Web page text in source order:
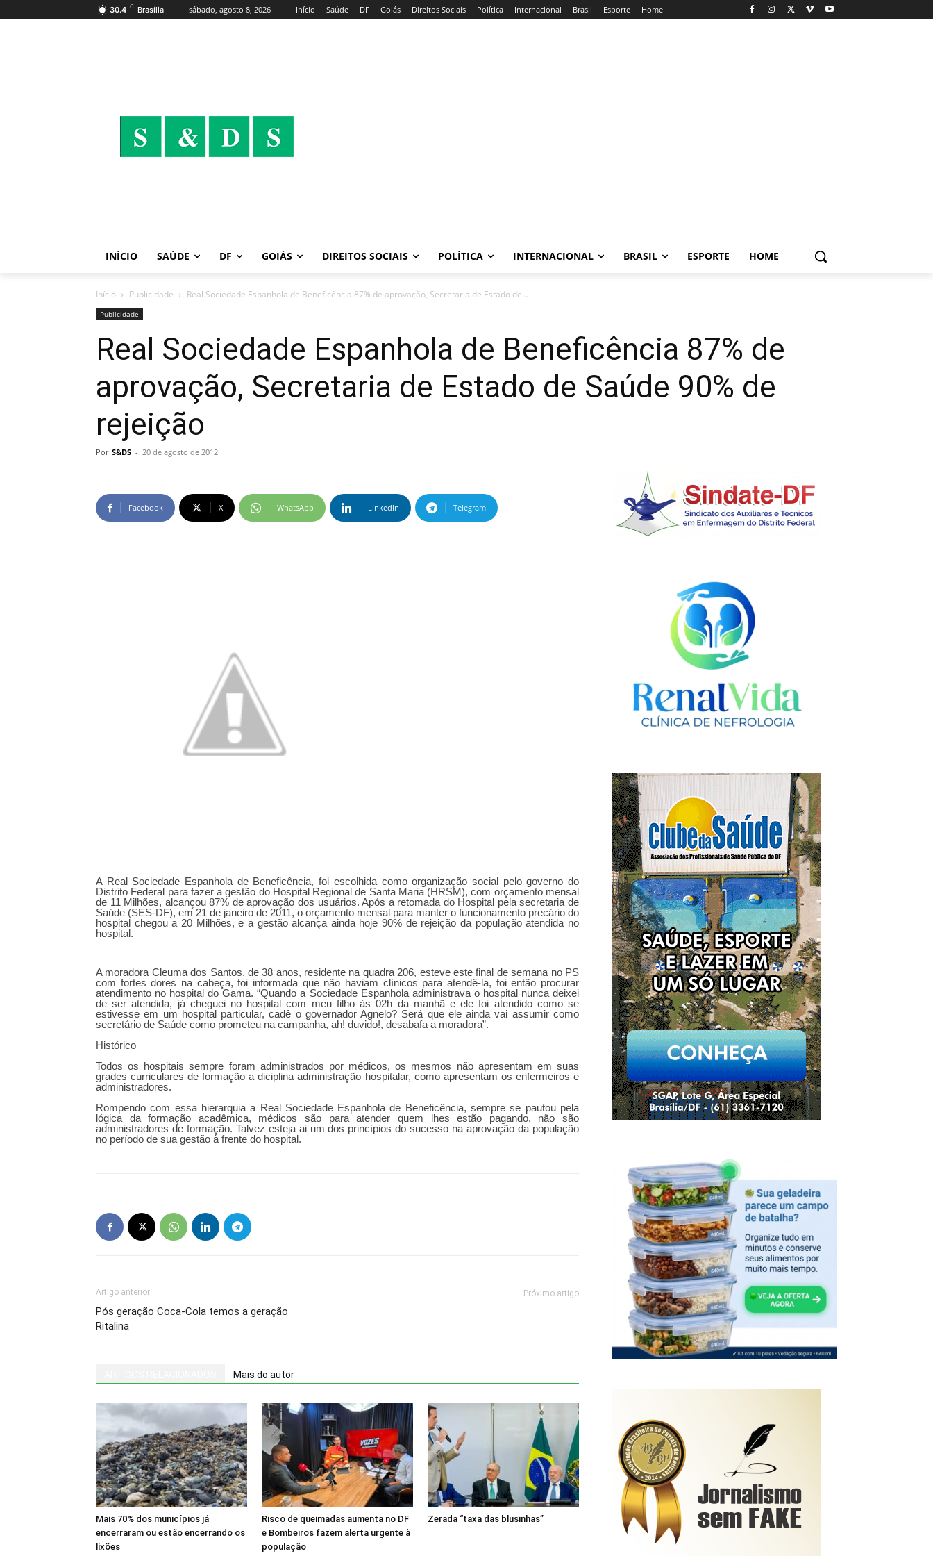
30.4 C Brasília sábado, agosto 8, 2026 Início Saúde DF Goiás Direitos Sociais Política Internacional Brasil Esporte Home
INÍCIO SAÚDE DF GOIÁS DIREITOS SOCIAIS POLÍTICA INTERNACIONAL BRASIL ESPORTE HOME
Início Publicidade Real Sociedade Espanhola de Beneficência 87% de aprovação, Secretaria de Estado de...
Publicidade
Real Sociedade Espanhola de Beneficência 87% de
aprovação, Secretaria de Estado de Saúde 90% de
rejeição
Por S&DS - 20 de agosto de 2012
Facebook X WhatsApp Linkedin Telegram
A Real Sociedade Espanhola de Beneficência, foi escolhida como organização social pelo governo do
Distrito Federal para fazer a gestão do Hospital Regional de Santa Maria (HRSM), com orçamento mensal
de 11 Milhões, alcançou 87% de aprovação dos usuários. Após a retomada do Hospital pela secretaria de
Saúde (SES-DF), em 21 de janeiro de 2011, o orçamento mensal para manter o funcionamento precário do
hospital chegou a 20 Milhões, e a gestão alcança ainda hoje 90% de rejeição da população atendida no
hospital.
A moradora Cleuma dos Santos, de 38 anos, residente na quadra 206, esteve este final de semana no PS
com fortes dores na cabeça, foi informada que não haviam clínicos para atendê-la, foi então procurar
atendimento no hospital do Gama. “Quando a Sociedade Espanhola administrava o hospital nunca deixei
de ser atendida, já cheguei no hospital com meu filho às 02h da manhã e ele foi atendido como se
estivesse em um hospital particular, cadê o governador Agnelo? Será que ele ainda vai assumir como
secretário de Saúde como prometeu na campanha, ah! duvido!, desabafa a moradora”.
Histórico
Todos os hospitais sempre foram administrados por médicos, os mesmos não apresentam em suas
grades curriculares de formação a diciplina administração hospitalar, como apresentam os enfermeiros e
administradores.
Rompendo com essa hierarquia a Real Sociedade Espanhola de Beneficência, sempre se pautou pela
lógica da formação acadêmica, médicos são para atender quem lhes estão pagando, não são
administradores de formação. Talvez esteja ai um dos princípios do sucesso na aprovação da população
no período de sua gestão à frente do hospital.
Artigo anterior
Pós geração Coca-Cola temos a geração
Ritalina
Próximo artigo
Mais do autor
Mais 70% dos municípios já
encerraram ou estão encerrando os
lixões
Risco de queimadas aumenta no DF
e Bombeiros fazem alerta urgente à
população
Zerada “taxa das blusinhas”